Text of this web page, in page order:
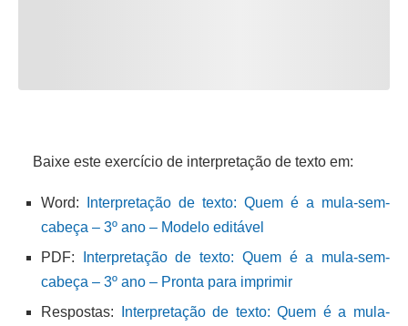
Baixe este exercício de interpretação de texto em:
Word:
Interpretação de texto: Quem é a mula-sem-
cabeça – 3º ano – Modelo editável
PDF:
Interpretação de texto: Quem é a mula-sem-
cabeça – 3º ano – Pronta para imprimir
Respostas:
Interpretação de texto: Quem é a mula-